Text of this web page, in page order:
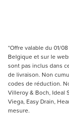
*Offre valable du 01/
Belgique et sur le
sont pas inclus dans
de livraison. Non
codes de réduction.
Villeroy & Boch, Ideal
Viega, Easy Drain,
mesure.